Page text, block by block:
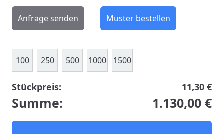
Anfrage senden Muster bestellen
100 250 500 1000 1500
Stückpreis: 11,30 €
Summe: 1.130,00 €